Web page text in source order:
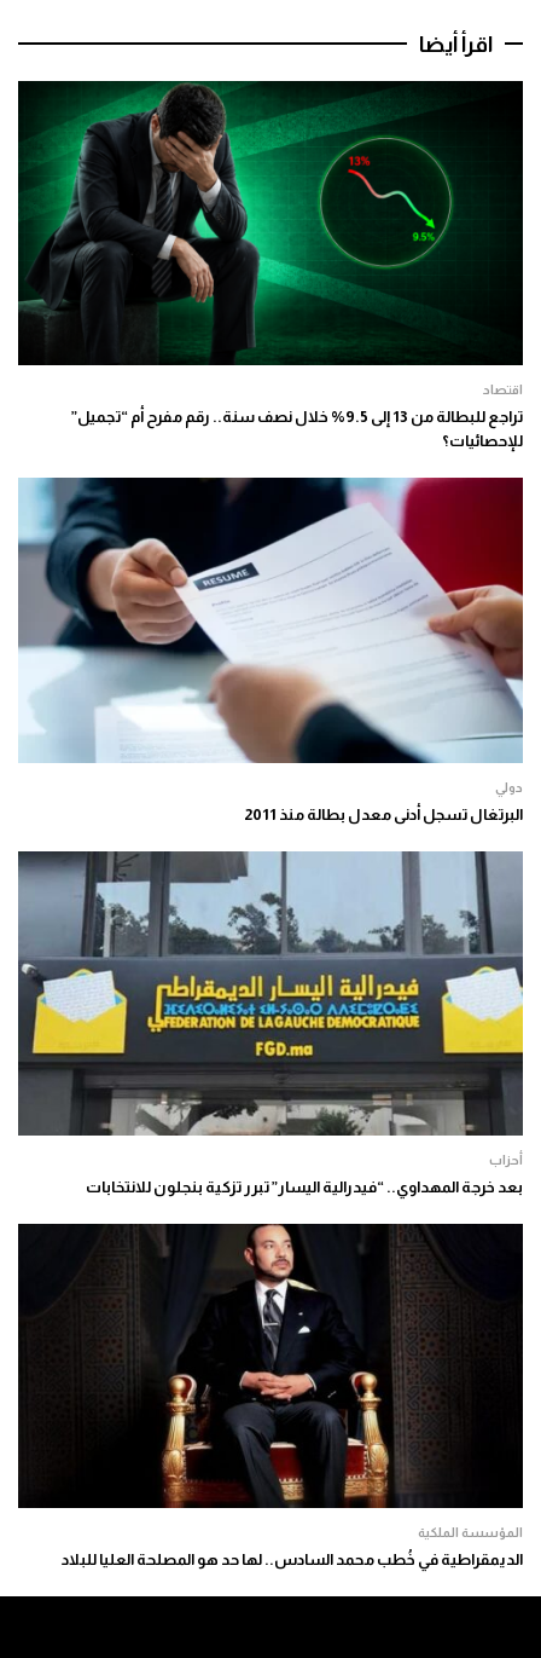
اقرأ أيضا
اقتصاد
تراجع للبطالة من 13 إلى 9.5% خلال نصف سنة.. رقم مفرح أم “تجميل”
للإحصائيات؟
دولي
البرتغال تسجل أدنى معدل بطالة منذ 2011
أحزاب
بعد خرجة المهداوي.. “فيدرالية اليسار” تبرر تزكية بنجلون للانتخابات
المؤسسة الملكية
الديمقراطية في خُطب محمد السادس.. لها حد هو المصلحة العليا للبلاد